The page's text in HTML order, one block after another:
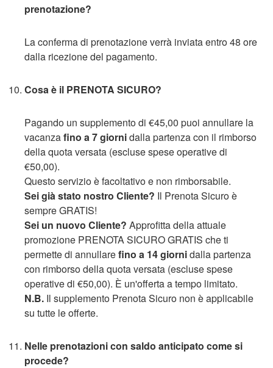
prenotazione?
La conferma di prenotazione verrà inviata entro 48 ore
dalla ricezione del pagamento.
Cosa è il PRENOTA SICURO?
Pagando un supplemento di €45,00 puoi annullare la
vacanzafino a 7 giornidalla partenza con il rimborso
della quota versata (escluse spese operative di
€50,00).
Questo servizio è facoltativo e non rimborsabile.
Sei già stato nostro Cliente? Il Prenota Sicuro è
sempre GRATIS!
Sei un nuovo Cliente? Approfitta della attuale
promozione PRENOTA SICURO GRATIS che ti
permette di annullarefino a 14 giornidalla partenza
con rimborso della quota versata (escluse spese
operative di €50,00). È un'offerta a tempo limitato.
N.B. Il supplemento Prenota Sicuro non è applicabile
su tutte le offerte.
Nelle prenotazioni con saldo anticipato come si
procede?